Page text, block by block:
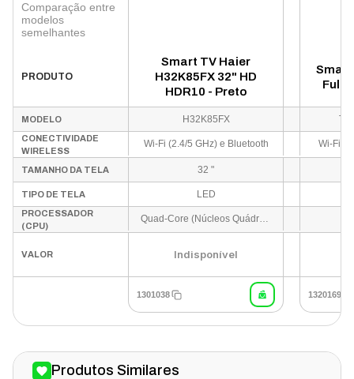
Comparação entre
modelos
semelhantes
PRODUTO
Smart TV Haier
H32K85FX 32" HD
HDR10 - Preto
Smart
Full
MODELO H32K85FX
CONECTIVIDADE
WIRELESS
Wi-Fi (2.4/5 GHz) e Bluetooth Wi-Fi e
TAMANHO DA TELA 32 "
TIPO DE TELA LED
PROCESSADOR
(CPU)
Quad-Core (Núcleos Quádruplos)
VALOR Indisponível
1301038 1320169
Produtos Similares